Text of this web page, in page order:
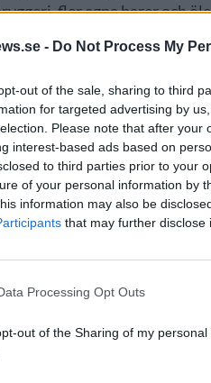
- Do Not Process My
out of the sale, sharing to third
for targeted advertising by
Please note that after your
interest-based ads based on
to third parties prior to your
of your personal information by
information may also be
that may further disclose
Processing Opt Outs
out of the Sharing of my personal
fler egna barer och
på hatten (som baren
miljö är helt intakt. Och
en viktig del av